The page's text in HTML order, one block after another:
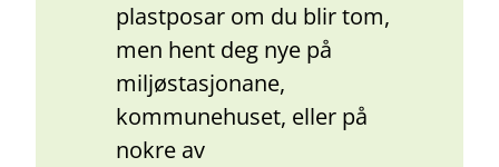
plastposar om du blir tom,
men hent deg nye på
miljøstasjonane,
kommunehuset, eller på
nokre av